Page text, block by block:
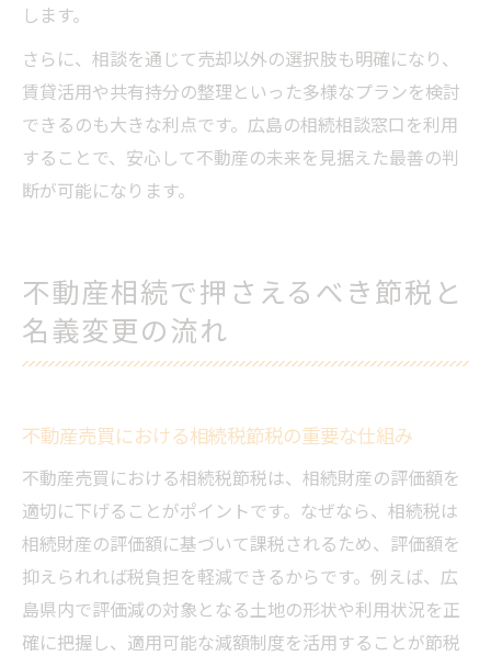
します。
さらに、相談を通じて売却以外の選択肢も明確になり、
賃貸活用や共有持分の整理といった多様なプランを検討
できるのも大きな利点です。広島の相続相談窓口を利用
することで、安心して不動産の未来を見据えた最善の判
断が可能になります。
不動産相続で押さえるべき節税と
名義変更の流れ
不動産売買における相続税節税の重要な仕組み
不動産売買における相続税節税は、相続財産の評価額を
適切に下げることがポイントです。なぜなら、相続税は
相続財産の評価額に基づいて課税されるため、評価額を
抑えられれば税負担を軽減できるからです。例えば、広
島県内で評価減の対象となる土地の形状や利用状況を正
確に把握し、適用可能な減額制度を活用することが節税